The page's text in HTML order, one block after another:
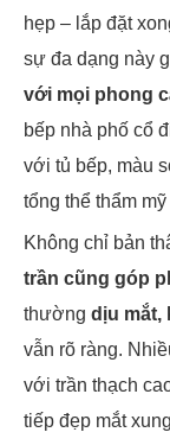
hẹp – lắp đặt
sự đa dạng này
với mọi phong
bếp nhà phố cổ
với tủ bếp, màu
tổng thể thẩm mỹ
Không chỉ bản
trần cũng góp
thường dịu mắt,
vẫn rõ ràng.
với trần thạch
tiếp đẹp mắt